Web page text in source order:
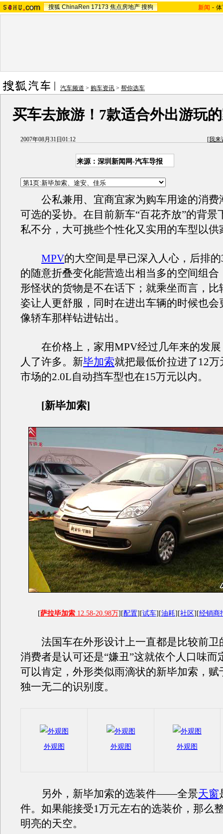
搜狐 ChinaRen 17173 焦点房地产 搜狗 新闻 -
汽车频道 > 购车资讯 > 帮你选车
买车去旅游！7款适合外出游玩
2007年08月31日01:12 [我来
来源：深圳新闻网-汽车导报
公私兼用、宜商宜家为购车用途的消费
可选的妥协。在目前新车“百花齐放”的背景
私不分，大可挑些个性化又实用的车型以供
MPV的大空间是早已深入人心，后排
的随意折叠变化能营造出相当多的空间组合
形怪状的货物是不在话下；就乘坐而言，比
姿让人更舒服，同时在进出车辆的时候也会
像轿车那样钻进钻出。
在价格上，家用MPV经过几年来的发展
人了许多。新毕加索就把最低价拉进了12
市场的2.0L自动挡车型也在15万元以内。
[新毕加索]
[萨拉毕加索12.58-20.98万][配置][试车][油耗][社区][经销商
法国车在外形设计上一直都是比较前卫
消费者是认可还是“嫌丑”这就依个人口味而
可以肯定，外形类似雨滴状的新毕加索，赋
独一无二的识别度。
外观图 外观图 外观图
另外，新毕加索的选装件——全景天窗
件。如果能接受1万元左右的选装价，那么
明亮的天空。